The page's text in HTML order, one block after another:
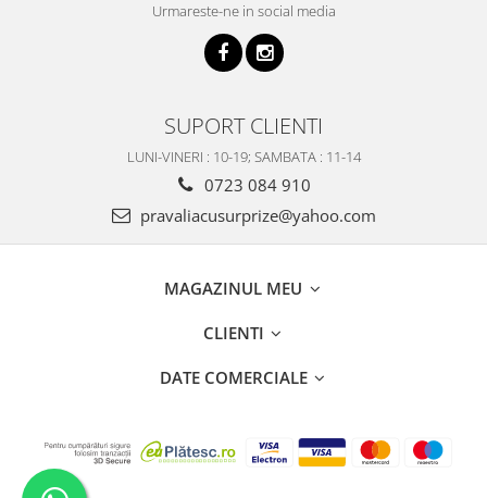
Urmareste-ne in social media
SUPORT CLIENTI
LUNI-VINERI : 10-19; SAMBATA : 11-14
0723 084 910
pravaliacusurprize@yahoo.com
MAGAZINUL MEU
CLIENTI
DATE COMERCIALE